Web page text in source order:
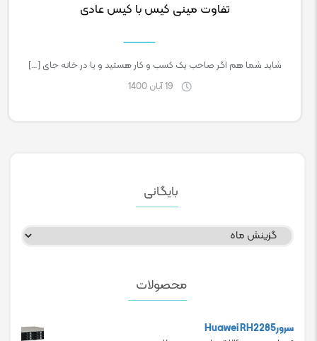
تفاوت مینی کیس با کیس عادی
شاید شما هم اگر صاحب یک کسب و کار هستید و یا در خانه جای […]
19 آبان 1400
بایگانی
بایگانی
محصولات
سرورHuawei RH2285